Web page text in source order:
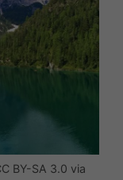
BY-SA 3.0 via